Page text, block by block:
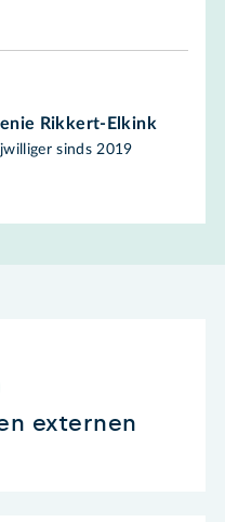
Rikkert-Elkink
sinds 2019
externen